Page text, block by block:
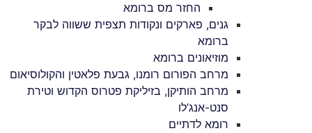
החזר מס ברומא
גנים, פארקים ונקודות תצפית ששווה לבקר
ברומא
מוזיאונים ברומא
מרחב הפורום רומנו, גבעת פלאטין והקולוסיאום
מרחב הותיקן, בזיליקת פטרוס הקדוש וטירת
סנט-אנג’לו
רומא לדתיים